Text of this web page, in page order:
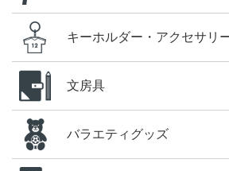
キーホルダー・アクセサリ
文房具
バラエティグッズ